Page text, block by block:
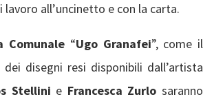
all’uncinetto e con la carta.
Comunale “Ugo Granafei”, come il
disegni resi disponibili dall’artista
Stellini e Francesca Zurlo saranno